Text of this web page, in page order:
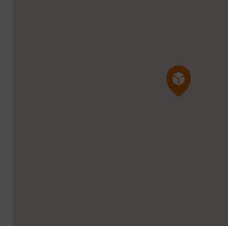
Pin de la carte